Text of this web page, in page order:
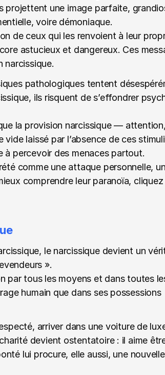
projettent une image parfaite,
voire démoniaque.
de ceux qui les renvoient à leur
astucieux et dangereux. Ces
narcissique.
pathologiques tentent
ils risquent de s’effondrer
la provision narcissique — attention,
laissé par l’absence de ces
à percevoir des menaces partout.
comme une attaque personnelle,
comprendre leur paranoïa, cliquez
le narcissique devient un
».
par tous les moyens et dans toutes
humain que dans ses possessions
arriver dans une voiture de
devient ostentatoire : il aime
lui procure, elle aussi, une